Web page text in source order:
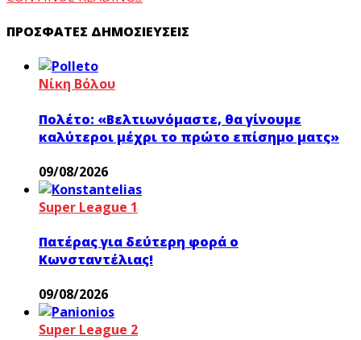
ΠΡΌΣΦΑΤΕΣ ΔΗΜΟΣΙΕΎΣΕΙΣ
Νίκη Βόλου
Πολέτο: «Βελτιωνόμαστε, θα γίνουμε
καλύτεροι μέχρι το πρώτο επίσημο ματς»
09/08/2026
Super League 1
Πατέρας για δεύτερη φορά ο
Κωνσταντέλιας!
09/08/2026
Super League 2